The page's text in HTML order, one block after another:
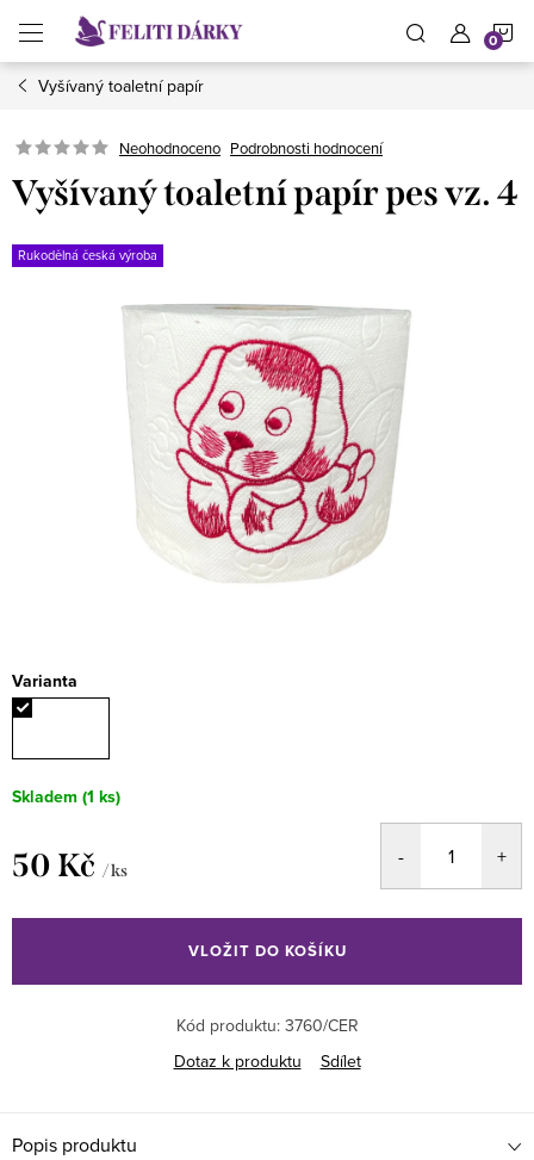
obsah
Vyšívaný toaletní papír
Neohodnoceno Podrobnosti hodnocení
Vyšívaný toaletní papír pes vz. 4
Rukodělná česká výroba
Varianta
Skladem (1 ks)
50 Kč / ks
cena:
VLOŽIT DO KOŠÍKU
Kód produktu: 3760/CER
Dotaz k produktu
Sdílet
Popis produktu